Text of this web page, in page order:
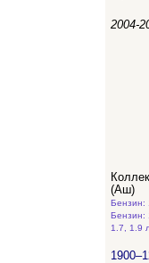
2004-
(Аш)
Бензин:
Бензин:
1.7, 1.9